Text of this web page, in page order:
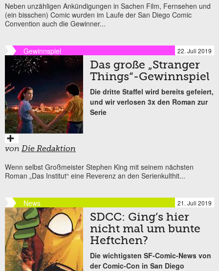
Neben unzähligen Ankündigungen in Sachen Film, Fernsehen und
(ein bisschen) Comic wurden im Laufe der San Diego Comic
Convention auch die Gewinner...
Gewinnspiel 22. Juli 2019
Das große „Stranger
Things“-Gewinnspiel
Die dritte Staffel wird bereits gefeiert,
und wir verlosen 3x den Roman zur
Serie
von Die Redaktion
Wenn selbst Großmeister Stephen King mit seinem nächsten
Roman „Das Institut“ eine Reverenz an den Serienkulthit...
News 21. Juli 2019
SDCC: Ging’s hier
nicht mal um bunte
Heftchen?
Die wichtigsten SF-Comic-News von
der Comic-Con in San Diego